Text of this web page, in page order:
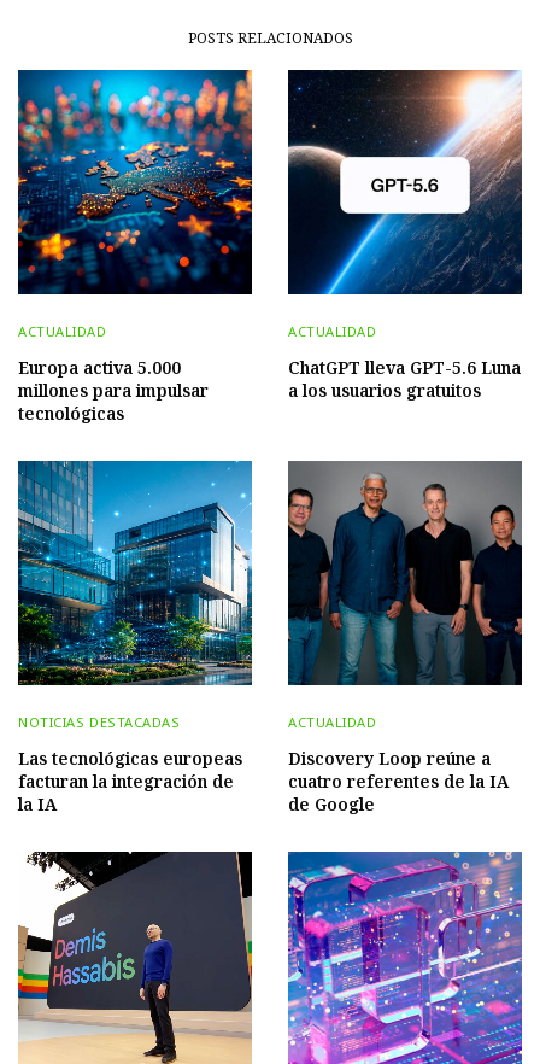
POSTS RELACIONADOS
ACTUALIDAD
Europa activa 5.000
millones para impulsar
tecnológicas
ACTUALIDAD
ChatGPT lleva GPT-5.6 Luna
a los usuarios gratuitos
NOTICIAS DESTACADAS
Las tecnológicas europeas
facturan la integración de
la IA
ACTUALIDAD
Discovery Loop reúne a
cuatro referentes de la IA
de Google